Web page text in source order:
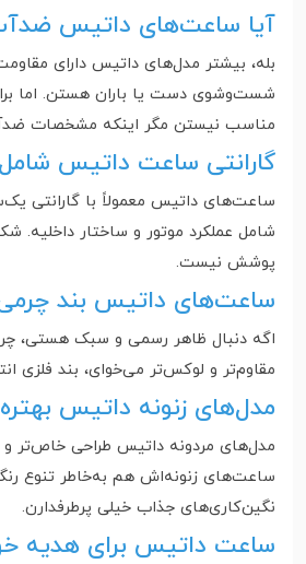
آیا ساعت‌های داتیس
بله، بیشتر مدل‌های داتیس دارای
شست‌وشوی دست یا باران هستن. اما
مناسب نیستن مگر اینکه مشخصات
گارانتی ساعت داتیس
ساعت‌های داتیس معمولاً با گارانتی
شامل عملکرد موتور و ساختار داخلیه.
پوشش نیست.
ساعت‌های داتیس بند چرمی
اگه دنبال ظاهر رسمی و سبک هستی،
مقاوم‌تر و لوکس‌تر می‌خوای، بند فلزی
مدل‌های زنونه داتیس بهتره
مدل‌های مردونه داتیس طراحی خاص‌تر و
ساعت‌های زنونه‌اش هم به‌خاطر تنوع
نگین‌کاری‌های جذاب خیلی پرطرفدارن.
ساعت داتیس برای هدیه